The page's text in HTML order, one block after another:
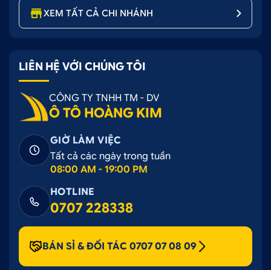
XEM TẤT CẢ CHI NHÁNH
LIÊN HỆ VỚI CHÚNG TÔI
CÔNG TY TNHH TM - DV
Ô TÔ HOÀNG KIM
GIỜ LÀM VIỆC
Tất cả các ngày trong tuần
08:00 AM - 19:00 PM
HOTLINE
0707 228338
BÁN SỈ & ĐỐI TÁC 0707 07 08 09